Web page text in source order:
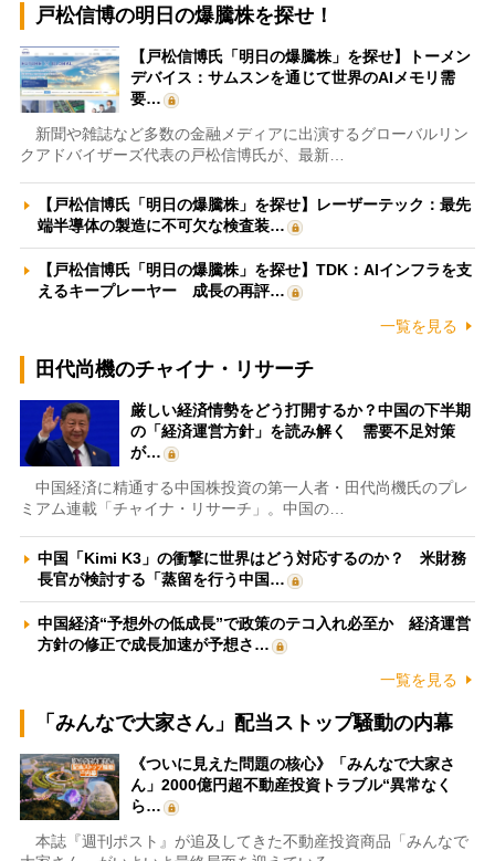
戸松信博の明日の爆騰株を探せ！
【戸松信博氏「明日の爆騰株」を探せ】トーメン
デバイス：サムスンを通じて世界のAIメモリ需
要…
新聞や雑誌など多数の金融メディアに出演するグローバルリン
クアドバイザーズ代表の戸松信博氏が、最新…
【戸松信博氏「明日の爆騰株」を探せ】レーザーテック：最先
端半導体の製造に不可欠な検査装…
【戸松信博氏「明日の爆騰株」を探せ】TDK：AIインフラを支
えるキープレーヤー 成長の再評…
一覧を見る
田代尚機のチャイナ・リサーチ
厳しい経済情勢をどう打開するか？中国の下半期
の「経済運営方針」を読み解く 需要不足対策
が…
中国経済に精通する中国株投資の第一人者・田代尚機氏のプレ
ミアム連載「チャイナ・リサーチ」。中国の…
中国「Kimi K3」の衝撃に世界はどう対応するのか？ 米財務
長官が検討する「蒸留を行う中国…
中国経済“予想外の低成長”で政策のテコ入れ必至か 経済運営
方針の修正で成長加速が予想さ…
一覧を見る
「みんなで大家さん」配当ストップ騒動の内幕
《ついに見えた問題の核心》「みんなで大家さ
ん」2000億円超不動産投資トラブル“異常なく
ら…
本誌『週刊ポスト』が追及してきた不動産投資商品「みんなで